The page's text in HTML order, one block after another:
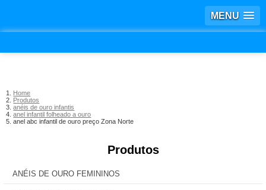
MENU
Home
Produtos
anéis de ouro infantis
anel infantil folheado a ouro
anel abc infantil de ouro preço Zona Norte
Produtos
ANÉIS DE OURO FEMININOS